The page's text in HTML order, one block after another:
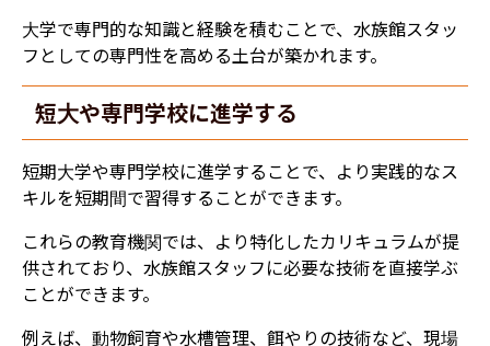
大学で専門的な知識と経験を積むことで、水族館スタッ
フとしての専門性を高める土台が築かれます。
短大や専門学校に進学する
短期大学や専門学校に進学することで、より実践的なス
キルを短期間で習得することができます。
これらの教育機関では、より特化したカリキュラムが提
供されており、水族館スタッフに必要な技術を直接学ぶ
ことができます。
例えば、動物飼育や水槽管理、餌やりの技術など、現場